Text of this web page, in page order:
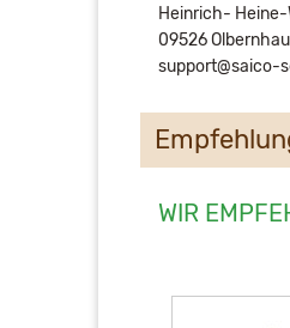
Heinrich- Heine-
09526 Olbernhau
support@saico-
WIR